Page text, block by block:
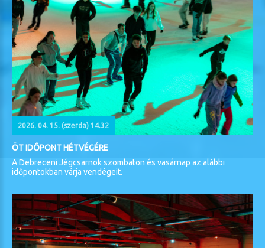
2026. 04. 15. (szerda) 14.32
ÖT IDŐPONT HÉTVÉGÉRE
A Debreceni Jégcsarnok szombaton és vasárnap az alábbi
időpontokban várja vendégeit.